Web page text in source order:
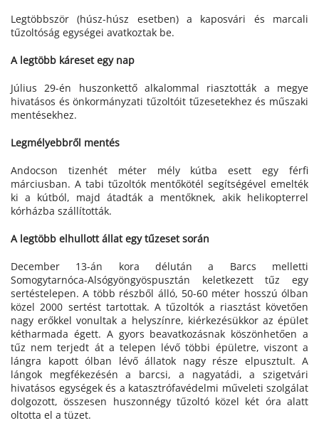
Legtöbbször (húsz-húsz esetben) a kaposvári és marcali
tűzoltóság egységei avatkoztak be.
A legtöbb káreset egy nap
Július 29-én huszonkettő alkalommal riasztották a megye
hivatásos és önkormányzati tűzoltóit tűzesetekhez és műszaki
mentésekhez.
Legmélyebbről mentés
Andocson tizenhét méter mély kútba esett egy férfi
márciusban. A tabi tűzoltók mentőkötél segítségével emelték
ki a kútból, majd átadták a mentőknek, akik helikopterrel
kórházba szállították.
A legtöbb elhullott állat egy tűzeset során
December 13-án kora délután a Barcs melletti
Somogytarnóca-Alsógyöngyöspusztán keletkezett tűz egy
sertéstelepen. A több részből álló, 50-60 méter hosszú ólban
közel 2000 sertést tartottak. A tűzoltók a riasztást követően
nagy erőkkel vonultak a helyszínre, kiérkezésükkor az épület
kétharmada égett. A gyors beavatkozásnak köszönhetően a
tűz nem terjedt át a telepen lévő többi épületre, viszont a
lángra kapott ólban lévő állatok nagy része elpusztult. A
lángok megfékezésén a barcsi, a nagyatádi, a szigetvári
hivatásos egységek és a katasztrófavédelmi műveleti szolgálat
dolgozott, összesen huszonnégy tűzoltó közel két óra alatt
oltotta el a tüzet.